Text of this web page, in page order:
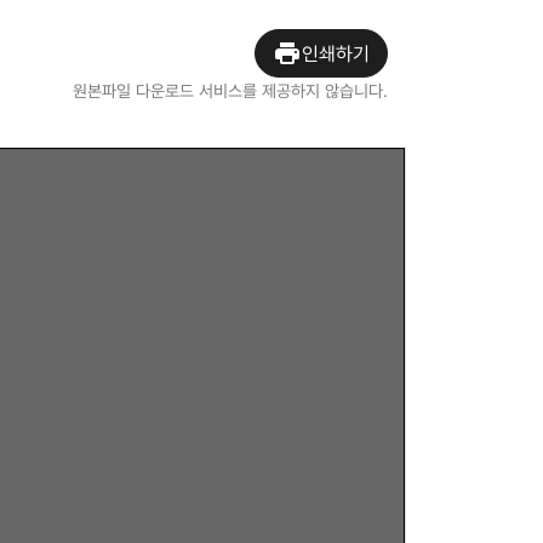
인쇄하기
원본파일 다운로드 서비스를 제공하지 않습니다.